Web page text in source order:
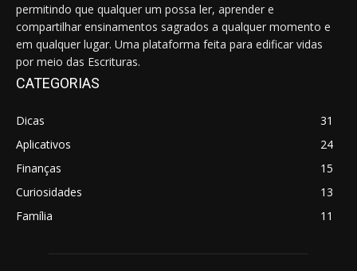
permitindo que qualquer um possa ler, aprender e
compartilhar ensinamentos sagrados a qualquer momento e
em qualquer lugar. Uma plataforma feita para edificar vidas
por meio das Escrituras.
CATEGORIAS
Dicas
31
Aplicativos
24
Finanças
15
Curiosidades
13
Família
11